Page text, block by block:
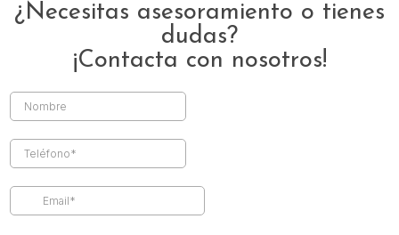
¿Necesitas asesoramiento o tienes
dudas?
¡Contacta con nosotros!